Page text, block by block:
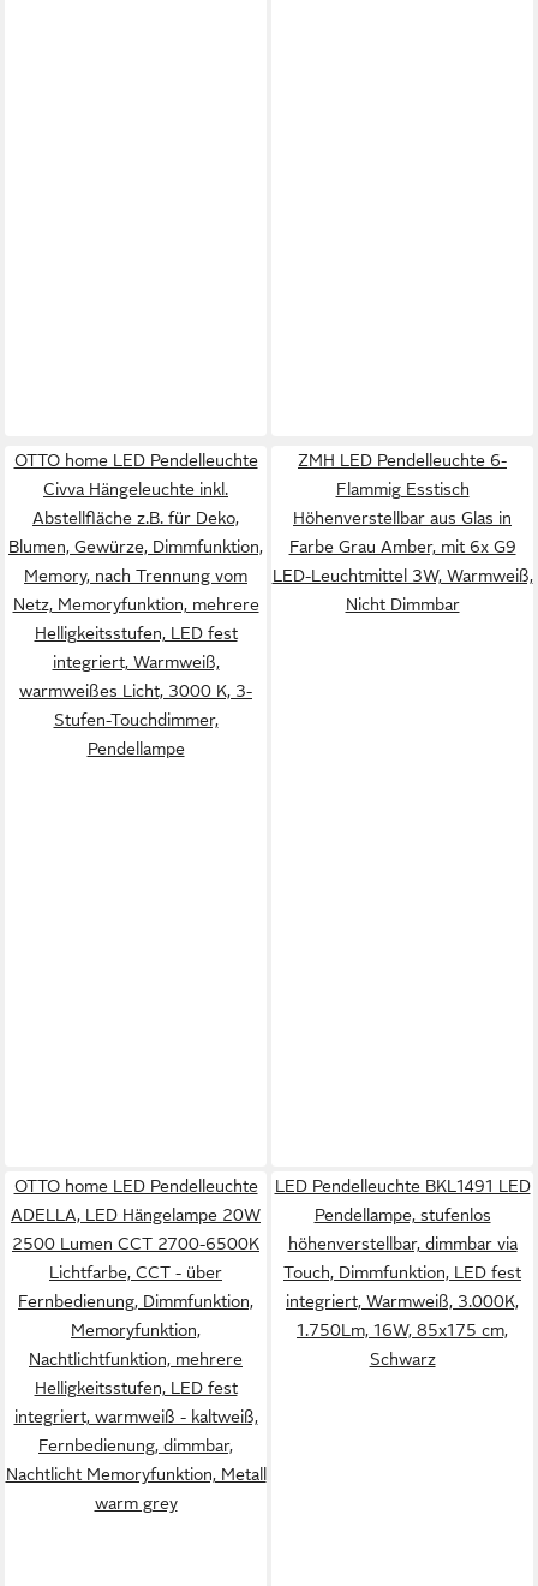
OTTO home LED Pendelleuchte
Civva Hängeleuchte inkl.
Abstellfläche z.B. für Deko,
Blumen, Gewürze, Dimmfunktion,
Memory, nach Trennung vom
Netz, Memoryfunktion, mehrere
Helligkeitsstufen, LED fest
integriert, Warmweiß,
warmweißes Licht, 3000 K, 3-
Stufen-Touchdimmer,
Pendellampe
ZMH LED Pendelleuchte 6-
Flammig Esstisch
Höhenverstellbar aus Glas in
Farbe Grau Amber, mit 6x G9
LED-Leuchtmittel 3W, Warmweiß,
Nicht Dimmbar
OTTO home LED Pendelleuchte
ADELLA, LED Hängelampe 20W
2500 Lumen CCT 2700-6500K
Lichtfarbe, CCT - über
Fernbedienung, Dimmfunktion,
Memoryfunktion,
Nachtlichtfunktion, mehrere
Helligkeitsstufen, LED fest
integriert, warmweiß - kaltweiß,
Fernbedienung, dimmbar,
Nachtlicht Memoryfunktion, Metall
warm grey
LED Pendelleuchte BKL1491 LED
Pendellampe, stufenlos
höhenverstellbar, dimmbar via
Touch, Dimmfunktion, LED fest
integriert, Warmweiß, 3.000K,
1.750Lm, 16W, 85x175 cm,
Schwarz